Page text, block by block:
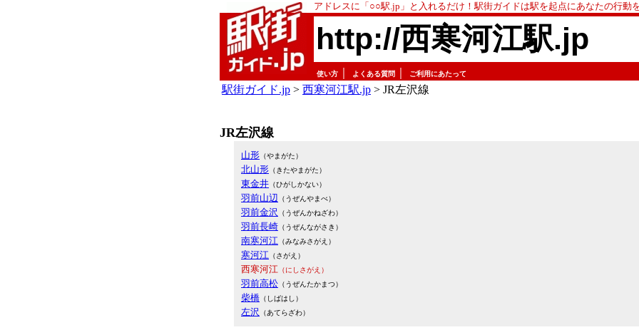
アドレスに「○○駅.jp」と入れるだけ！駅街ガイドは駅を起点にあなたの行動
http://西寒河江駅.jp
使い方 よくある質問 ご利用にあたって
駅街ガイド.jp > 西寒河江駅.jp > JR左沢線
JR左沢線
山形 （やまがた）
北山形 （きたやまがた）
東金井 （ひがしかない）
羽前山辺 （うぜんやまべ）
羽前金沢 （うぜんかねざわ）
羽前長崎 （うぜんながさき）
南寒河江 （みなみさがえ）
寒河江 （さがえ）
西寒河江 （にしさがえ）
羽前高松 （うぜんたかまつ）
柴橋 （しばはし）
左沢 （あてらざわ）